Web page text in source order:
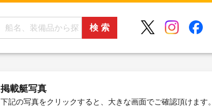
掲載艇写真
下記の写真をクリックすると、大きな画面でご確認頂けます。